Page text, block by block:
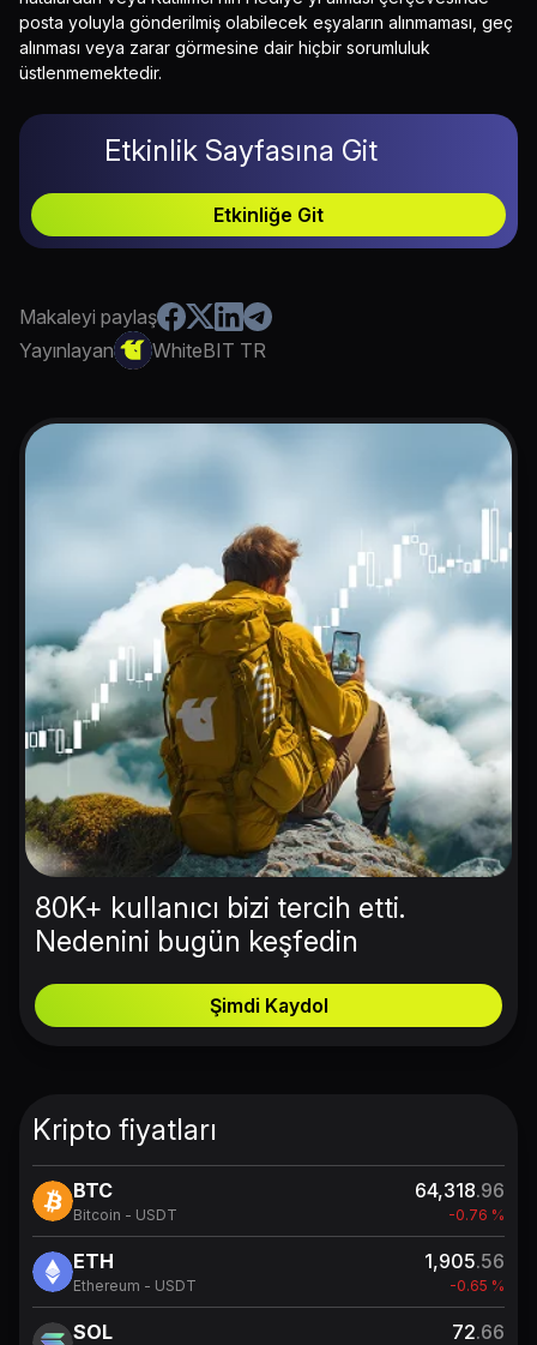
posta yoluyla gönderilmiş olabilecek eşyaların alınmaması, geç
alınması veya zarar görmesine dair hiçbir sorumluluk
üstlenmemektedir.
Etkinlik Sayfasına Git
Etkinliğe Git
Makaleyi paylaş
Yayınlayan
WhiteBIT TR
80K+ kullanıcı bizi tercih etti.
Nedenini bugün keşfedin
Şimdi Kaydol
Kripto fiyatları
BTC
Bitcoin - USDT
64,318.96
-0.76 %
ETH
Ethereum - USDT
1,905.56
-0.65 %
SOL 72.66